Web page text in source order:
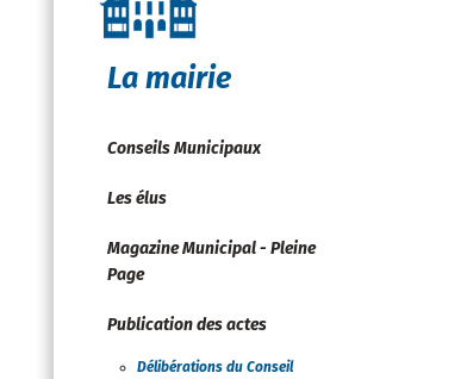
La mairie
Conseils Municipaux
Les élus
Magazine Municipal - Pleine
Page
Publication des actes
Délibérations du Conseil